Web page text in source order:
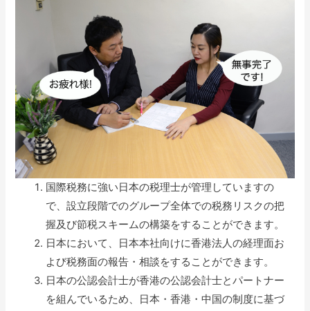
国際税務に強い日本の税理士が管理していますの
で、設立段階でのグループ全体での税務リスクの把
握及び節税スキームの構築をすることができます。
日本において、日本本社向けに香港法人の経理面お
よび税務面の報告・相談をすることができます。
日本の公認会計士が香港の公認会計士とパートナー
を組んでいるため、日本・香港・中国の制度に基づ